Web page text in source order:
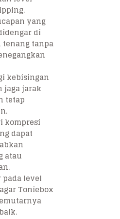
yang
di
tenang tanpa
kebisingan
jaga jarak
tetap
kompresi
dapat
atau
pada level
Toniebox